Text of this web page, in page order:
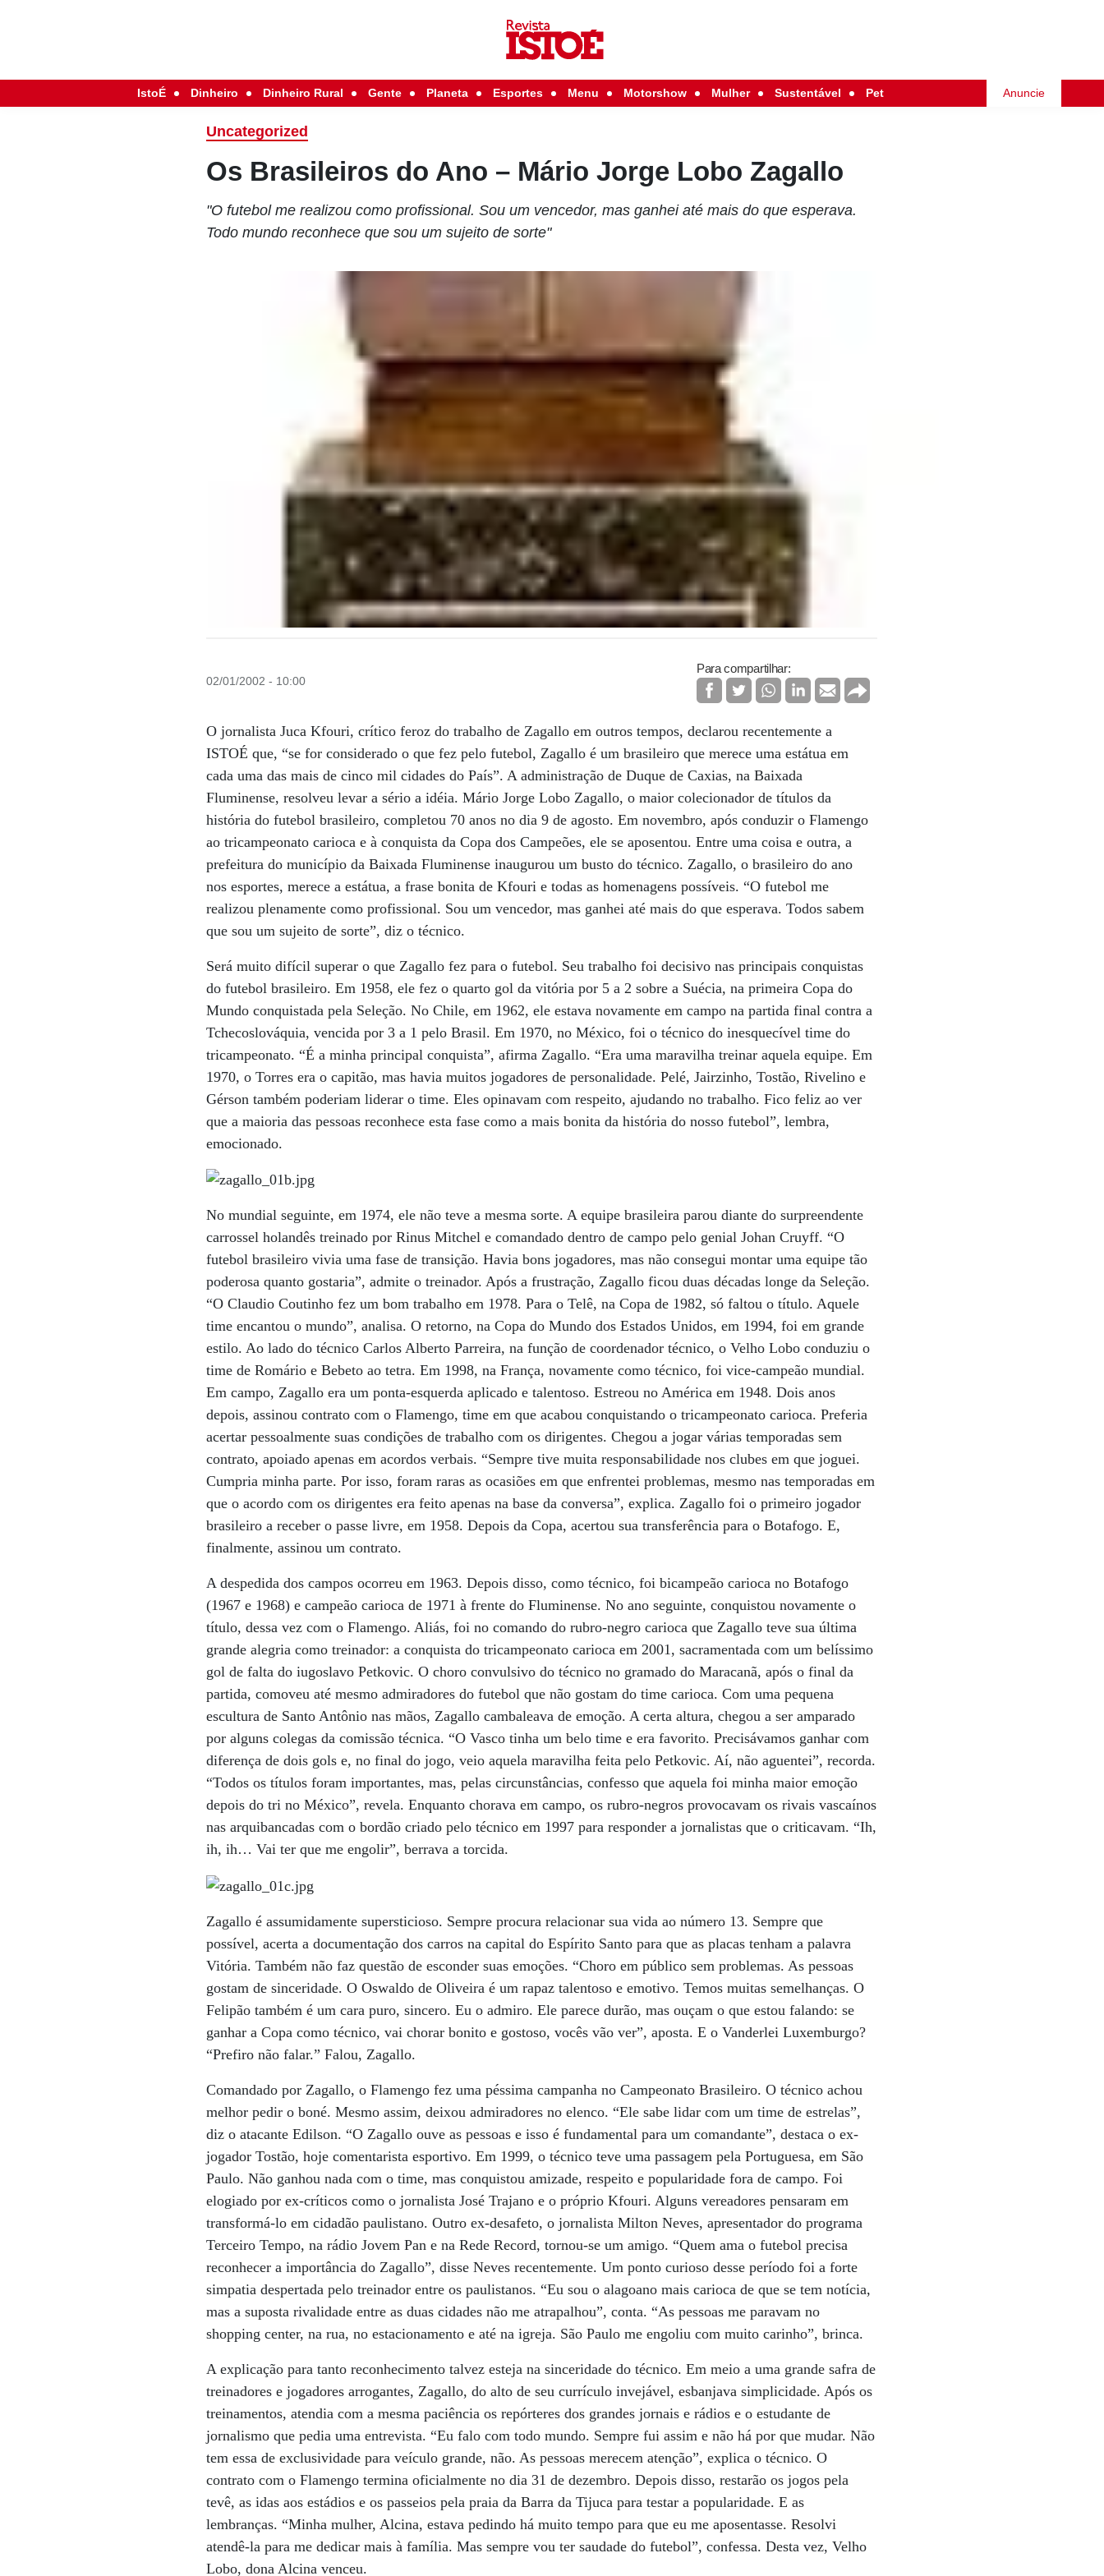
IstoÉ Dinheiro Dinheiro Rural Gente Planeta Esportes Menu Motorshow Mulher Sustentável Pet Anuncie
Uncategorized
Os Brasileiros do Ano – Mário Jorge Lobo Zagallo
"O futebol me realizou como profissional. Sou um vencedor, mas ganhei até mais do que esperava.
Todo mundo reconhece que sou um sujeito de sorte"
02/01/2002 - 10:00
Para compartilhar:
O jornalista Juca Kfouri, crítico feroz do trabalho de Zagallo em outros tempos, declarou recentemente a
ISTOÉ que, “se for considerado o que fez pelo futebol, Zagallo é um brasileiro que merece uma estátua em
cada uma das mais de cinco mil cidades do País”. A administração de Duque de Caxias, na Baixada
Fluminense, resolveu levar a sério a idéia. Mário Jorge Lobo Zagallo, o maior colecionador de títulos da
história do futebol brasileiro, completou 70 anos no dia 9 de agosto. Em novembro, após conduzir o Flamengo
ao tricampeonato carioca e à conquista da Copa dos Campeões, ele se aposentou. Entre uma coisa e outra, a
prefeitura do município da Baixada Fluminense inaugurou um busto do técnico. Zagallo, o brasileiro do ano
nos esportes, merece a estátua, a frase bonita de Kfouri e todas as homenagens possíveis. “O futebol me
realizou plenamente como profissional. Sou um vencedor, mas ganhei até mais do que esperava. Todos sabem
que sou um sujeito de sorte”, diz o técnico.
Será muito difícil superar o que Zagallo fez para o futebol. Seu trabalho foi decisivo nas principais conquistas
do futebol brasileiro. Em 1958, ele fez o quarto gol da vitória por 5 a 2 sobre a Suécia, na primeira Copa do
Mundo conquistada pela Seleção. No Chile, em 1962, ele estava novamente em campo na partida final contra a
Tchecoslováquia, vencida por 3 a 1 pelo Brasil. Em 1970, no México, foi o técnico do inesquecível time do
tricampeonato. “É a minha principal conquista”, afirma Zagallo. “Era uma maravilha treinar aquela equipe. Em
1970, o Torres era o capitão, mas havia muitos jogadores de personalidade. Pelé, Jairzinho, Tostão, Rivelino e
Gérson também poderiam liderar o time. Eles opinavam com respeito, ajudando no trabalho. Fico feliz ao ver
que a maioria das pessoas reconhece esta fase como a mais bonita da história do nosso futebol”, lembra,
emocionado.
No mundial seguinte, em 1974, ele não teve a mesma sorte. A equipe brasileira parou diante do surpreendente
carrossel holandês treinado por Rinus Mitchel e comandado dentro de campo pelo genial Johan Cruyff. “O
futebol brasileiro vivia uma fase de transição. Havia bons jogadores, mas não consegui montar uma equipe tão
poderosa quanto gostaria”, admite o treinador. Após a frustração, Zagallo ficou duas décadas longe da Seleção.
“O Claudio Coutinho fez um bom trabalho em 1978. Para o Telê, na Copa de 1982, só faltou o título. Aquele
time encantou o mundo”, analisa. O retorno, na Copa do Mundo dos Estados Unidos, em 1994, foi em grande
estilo. Ao lado do técnico Carlos Alberto Parreira, na função de coordenador técnico, o Velho Lobo conduziu o
time de Romário e Bebeto ao tetra. Em 1998, na França, novamente como técnico, foi vice-campeão mundial.
Em campo, Zagallo era um ponta-esquerda aplicado e talentoso. Estreou no América em 1948. Dois anos
depois, assinou contrato com o Flamengo, time em que acabou conquistando o tricampeonato carioca. Preferia
acertar pessoalmente suas condições de trabalho com os dirigentes. Chegou a jogar várias temporadas sem
contrato, apoiado apenas em acordos verbais. “Sempre tive muita responsabilidade nos clubes em que joguei.
Cumpria minha parte. Por isso, foram raras as ocasiões em que enfrentei problemas, mesmo nas temporadas em
que o acordo com os dirigentes era feito apenas na base da conversa”, explica. Zagallo foi o primeiro jogador
brasileiro a receber o passe livre, em 1958. Depois da Copa, acertou sua transferência para o Botafogo. E,
finalmente, assinou um contrato.
A despedida dos campos ocorreu em 1963. Depois disso, como técnico, foi bicampeão carioca no Botafogo
(1967 e 1968) e campeão carioca de 1971 à frente do Fluminense. No ano seguinte, conquistou novamente o
título, dessa vez com o Flamengo. Aliás, foi no comando do rubro-negro carioca que Zagallo teve sua última
grande alegria como treinador: a conquista do tricampeonato carioca em 2001, sacramentada com um belíssimo
gol de falta do iugoslavo Petkovic. O choro convulsivo do técnico no gramado do Maracanã, após o final da
partida, comoveu até mesmo admiradores do futebol que não gostam do time carioca. Com uma pequena
escultura de Santo Antônio nas mãos, Zagallo cambaleava de emoção. A certa altura, chegou a ser amparado
por alguns colegas da comissão técnica. “O Vasco tinha um belo time e era favorito. Precisávamos ganhar com
diferença de dois gols e, no final do jogo, veio aquela maravilha feita pelo Petkovic. Aí, não aguentei”, recorda.
“Todos os títulos foram importantes, mas, pelas circunstâncias, confesso que aquela foi minha maior emoção
depois do tri no México”, revela. Enquanto chorava em campo, os rubro-negros provocavam os rivais vascaínos
nas arquibancadas com o bordão criado pelo técnico em 1997 para responder a jornalistas que o criticavam. “Ih,
ih, ih… Vai ter que me engolir”, berrava a torcida.
Zagallo é assumidamente supersticioso. Sempre procura relacionar sua vida ao número 13. Sempre que
possível, acerta a documentação dos carros na capital do Espírito Santo para que as placas tenham a palavra
Vitória. Também não faz questão de esconder suas emoções. “Choro em público sem problemas. As pessoas
gostam de sinceridade. O Oswaldo de Oliveira é um rapaz talentoso e emotivo. Temos muitas semelhanças. O
Felipão também é um cara puro, sincero. Eu o admiro. Ele parece durão, mas ouçam o que estou falando: se
ganhar a Copa como técnico, vai chorar bonito e gostoso, vocês vão ver”, aposta. E o Vanderlei Luxemburgo?
“Prefiro não falar.” Falou, Zagallo.
Comandado por Zagallo, o Flamengo fez uma péssima campanha no Campeonato Brasileiro. O técnico achou
melhor pedir o boné. Mesmo assim, deixou admiradores no elenco. “Ele sabe lidar com um time de estrelas”,
diz o atacante Edilson. “O Zagallo ouve as pessoas e isso é fundamental para um comandante”, destaca o ex-
jogador Tostão, hoje comentarista esportivo. Em 1999, o técnico teve uma passagem pela Portuguesa, em São
Paulo. Não ganhou nada com o time, mas conquistou amizade, respeito e popularidade fora de campo. Foi
elogiado por ex-críticos como o jornalista José Trajano e o próprio Kfouri. Alguns vereadores pensaram em
transformá-lo em cidadão paulistano. Outro ex-desafeto, o jornalista Milton Neves, apresentador do programa
Terceiro Tempo, na rádio Jovem Pan e na Rede Record, tornou-se um amigo. “Quem ama o futebol precisa
reconhecer a importância do Zagallo”, disse Neves recentemente. Um ponto curioso desse período foi a forte
simpatia despertada pelo treinador entre os paulistanos. “Eu sou o alagoano mais carioca de que se tem notícia,
mas a suposta rivalidade entre as duas cidades não me atrapalhou”, conta. “As pessoas me paravam no
shopping center, na rua, no estacionamento e até na igreja. São Paulo me engoliu com muito carinho”, brinca.
A explicação para tanto reconhecimento talvez esteja na sinceridade do técnico. Em meio a uma grande safra de
treinadores e jogadores arrogantes, Zagallo, do alto de seu currículo invejável, esbanjava simplicidade. Após os
treinamentos, atendia com a mesma paciência os repórteres dos grandes jornais e rádios e o estudante de
jornalismo que pedia uma entrevista. “Eu falo com todo mundo. Sempre fui assim e não há por que mudar. Não
tem essa de exclusividade para veículo grande, não. As pessoas merecem atenção”, explica o técnico. O
contrato com o Flamengo termina oficialmente no dia 31 de dezembro. Depois disso, restarão os jogos pela
tevê, as idas aos estádios e os passeios pela praia da Barra da Tijuca para testar a popularidade. E as
lembranças. “Minha mulher, Alcina, estava pedindo há muito tempo para que eu me aposentasse. Resolvi
atendê-la para me dedicar mais à família. Mas sempre vou ter saudade do futebol”, confessa. Desta vez, Velho
Lobo, dona Alcina venceu.